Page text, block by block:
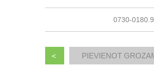
0730-0180.9
<